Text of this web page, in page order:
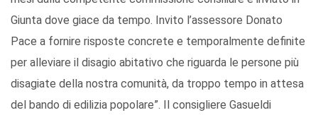
Giunta dove giace da tempo. Invito l’assessore Donato
Pace a fornire risposte concrete e temporalmente definite
per alleviare il disagio abitativo che riguarda le persone più
disagiate della nostra comunità, da troppo tempo in attesa
del bando di edilizia popolare”. Il consigliere Gasueldi